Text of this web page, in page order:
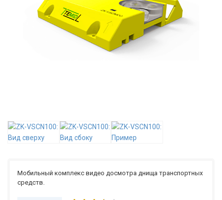
Мобильный комплекс видео досмотра днища транспортных
средств.